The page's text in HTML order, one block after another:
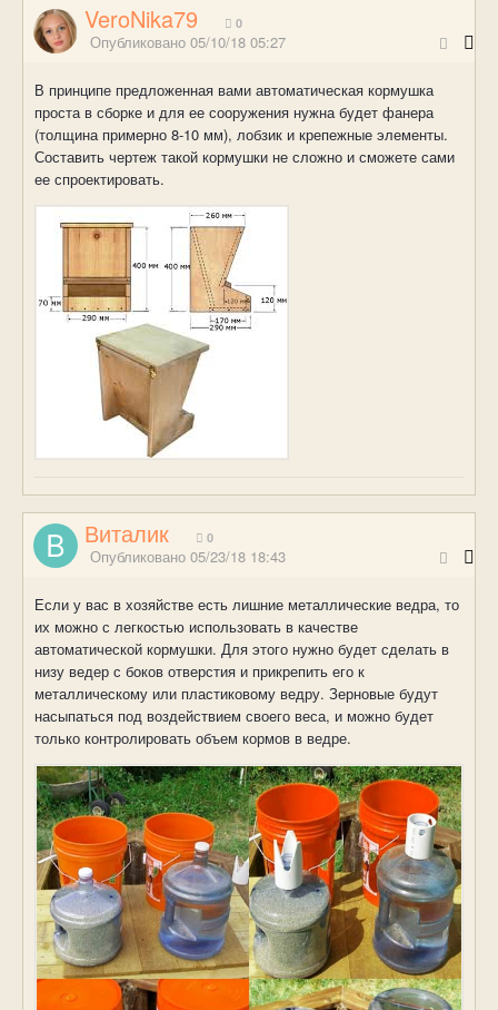
VeroNika79 0
Опубликовано 05/10/18 05:27
В принципе предложенная вами автоматическая кормушка
проста в сборке и для ее сооружения нужна будет фанера
(толщина примерно 8-10 мм), лобзик и крепежные элементы.
Составить чертеж такой кормушки не сложно и сможете сами
ее спроектировать.
Виталик 0
Опубликовано 05/23/18 18:43
Если у вас в хозяйстве есть лишние металлические ведра, то
их можно с легкостью использовать в качестве
автоматической кормушки. Для этого нужно будет сделать в
низу ведер с боков отверстия и прикрепить его к
металлическому или пластиковому ведру. Зерновые будут
насыпаться под воздействием своего веса, и можно будет
только контролировать объем кормов в ведре.